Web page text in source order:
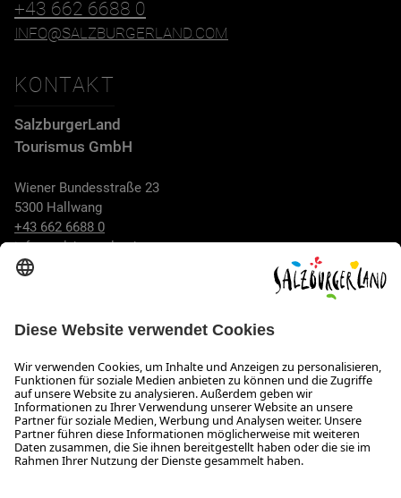
+43 662 6688 0
INFO@SALZBURGERLAND.COM
KONTAKT
SalzburgerLand
Tourismus GmbH
Wiener Bundesstraße 23
5300 Hallwang
+43 662 6688 0
info@salzburgerland.com
Wir freuen uns auf Ihre Anfrage!
Gerne stehen wir Ihnen von Montag bis Donnerstag von 08:00
bis 17:30 Uhr und am Freitag von 08:00 bis 17:00 Uhr zur
Verfügung.